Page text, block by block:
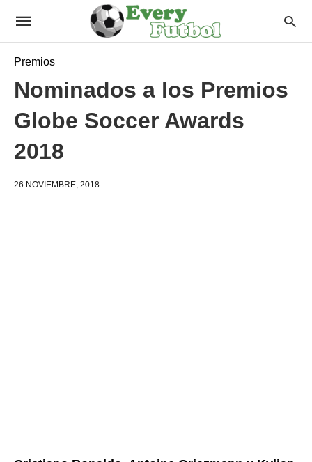
Premios
Nominados a los Premios
Globe Soccer Awards
2018
26 NOVIEMBRE, 2018